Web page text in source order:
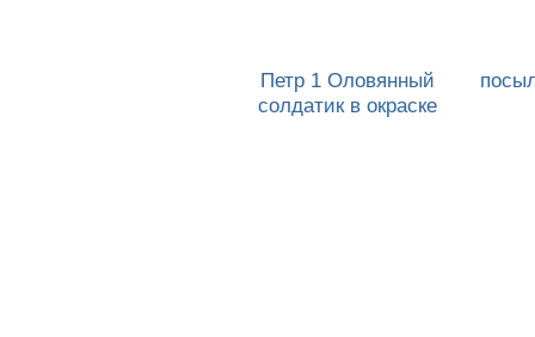
Петр 1 Оловянный
солдатик в окраске